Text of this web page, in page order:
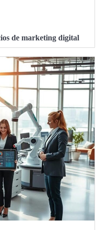
de marketing digital